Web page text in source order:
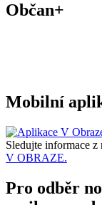
Občan+
Mobilní
Sledujte informace z
V OBRAZE.
Pro odběr